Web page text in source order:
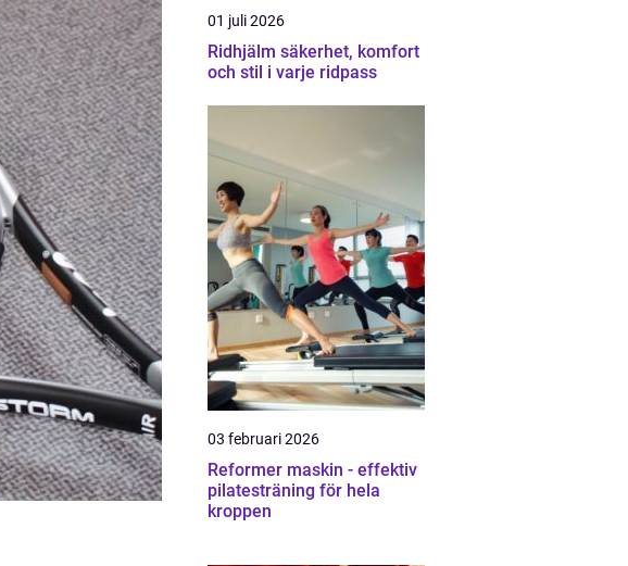
01 juli 2026
Ridhjälm säkerhet, komfort
och stil i varje ridpass
03 februari 2026
Reformer maskin - effektiv
pilatesträning för hela
kroppen